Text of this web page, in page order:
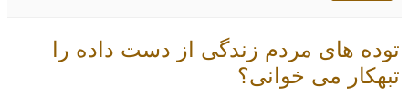
توده های مردم زندگی از دست داده را
تبهکار می خوانی؟